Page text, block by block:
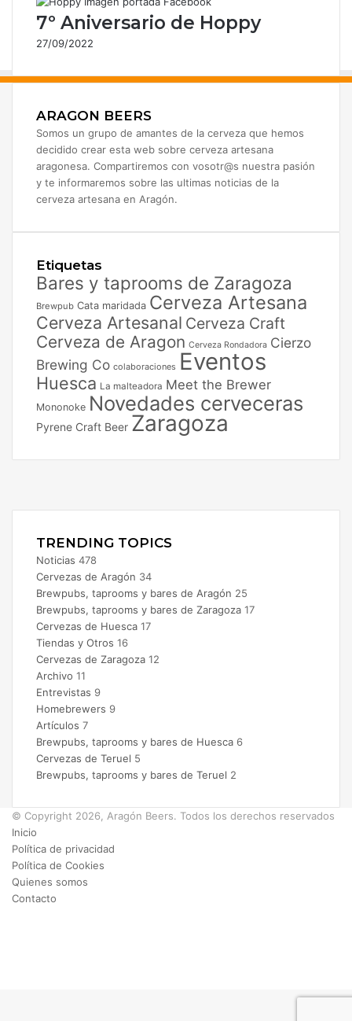
c
t
r
n
o
7º Aniversario de Hoppy
27/09/2022
ARAGON BEERS
Somos un grupo de amantes de la cerveza que hemos
decidido crear esta web sobre cerveza artesana
aragonesa. Compartiremos con vosotr@s nuestra pasión
y te informaremos sobre las ultimas noticias de la
cerveza artesana en Aragón.
Etiquetas
Bares y taprooms de Zaragoza
Brewpub Cata maridada Cerveza Artesana
Cerveza Artesanal Cerveza Craft
Cerveza de Aragon Cerveza Rondadora Cierzo
Brewing Co colaboraciones Eventos
Huesca La malteadora Meet the Brewer
Mononoke Novedades cerveceras
Pyrene Craft Beer Zaragoza
TRENDING TOPICS
Noticias 478
Cervezas de Aragón 34
Brewpubs, taprooms y bares de Aragón 25
Brewpubs, taprooms y bares de Zaragoza 17
Cervezas de Huesca 17
Tiendas y Otros 16
Cervezas de Zaragoza 12
Archivo 11
Entrevistas 9
Homebrewers 9
Artículos 7
Brewpubs, taprooms y bares de Huesca 6
Cervezas de Teruel 5
Brewpubs, taprooms y bares de Teruel 2
© Copyright 2026, Aragón Beers. Todos los derechos reservados
Inicio
Política de privacidad
Política de Cookies
Quienes somos
Contacto